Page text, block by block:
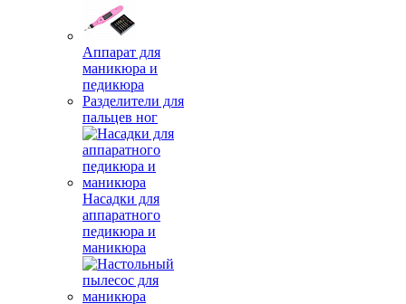
Аппарат для
маникюра и
педикюра
Разделители для
пальцев ног
Насадки для
аппаратного
педикюра и
маникюра